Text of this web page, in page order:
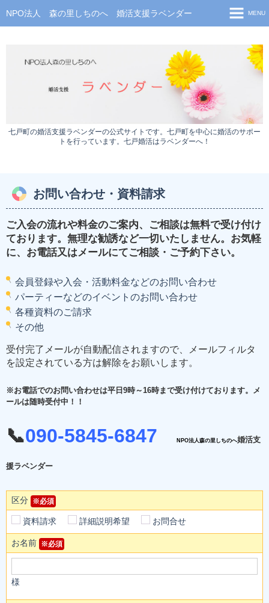
NPO法人 森の里しちのへ 婚活支援ラベンダー
七戸町の婚活支援ラベンダーの公式サイトです。七戸町を中心に婚活のサポー
トを行っています。七戸婚活はラベンダーへ！
MENU
会員専用サイト
七戸町 結婚活動支援事業
お試し入会
イベント申込みフォーム
お問い合わせ・資料請求
ご入会料金
ＷＥＢ入会申込み
プライバシーポリシー
会社概要・アクセス
お問い合わせ・資料請求
ご入会の流れや料金のご案内、ご相談は無料で受け付け
ております。無理な勧誘など一切いたしません。 お気軽
に、お電話又はメールにてご相談・ご予約下さい。
会員登録や入会・活動料金などのお問い合わせ
パーティーなどのイベントのお問い合わせ
各種資料のご請求
その他
受付完了メールが自動配信されますので、メールフィルタ
を設定されている方は解除をお願いします。
※お電話でのお問い合わせは平日9時～16時まで受け付けております。メ
ールは随時受付中！！
📞090-5845-6847 NPO法人森の里しちのへ婚活支
援ラベンダー
区分 ※必須
資料請求 詳細説明希望 お問合せ
お名前 ※必須
様